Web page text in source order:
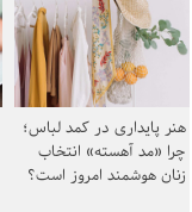
هنر پایداری در کمد لباس؛
چرا «مد آهسته» انتخاب
زنان هوشمند امروز است؟